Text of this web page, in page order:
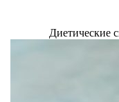
Диетические